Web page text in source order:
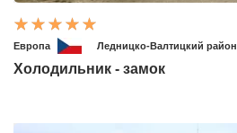
Европа Ледницко-Валтицкий район
Холодильник - замок